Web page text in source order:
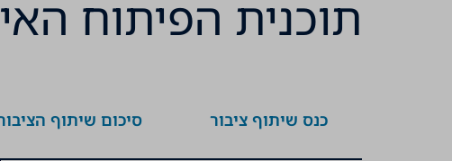
תוכנית הפיתוח
כנס שיתוף ציבור סיכום שיתוף